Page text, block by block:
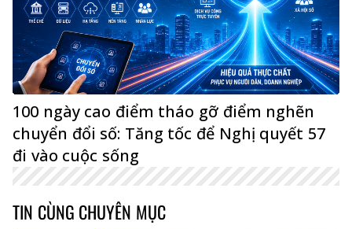
100 ngày cao điểm tháo gỡ điểm nghẽn
chuyển đổi số: Tăng tốc để Nghị quyết 57
đi vào cuộc sống
TIN CÙNG CHUYÊN MỤC